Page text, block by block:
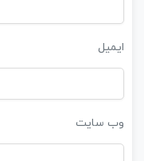
ایمیل
وب‌ سایت